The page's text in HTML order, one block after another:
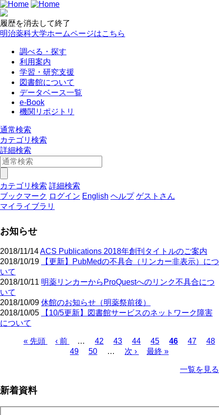
履歴を消去して終了
明治薬科大学ホームページはこちら
調べる・探す
利用案内
学習・研究支援
図書館について
データベース一覧
e-Book
機関リポジトリ
通常検索
カテゴリ検索
詳細検索
カテゴリ検索 詳細検索
ブックマーク ログイン English ヘルプ ゲストさん
マイライブラリ
お知らせ
2018/11/14ACS Publications 2018年創刊タイトルのご案内
2018/10/19
【更新】PubMedの不具合（リンカー非表示）につ
いて
2018/10/11 明薬リンカーからProQuestへのリンク不具合につ
いて
2018/10/09 休館のお知らせ（明薬祭前後）
2018/10/05
【10/5更新】図書館サービスのネットワーク障害
について
り
先
« 先頭
前
‹ 前 …
ペ
ー
42
ペ
ー
43
ペ
ー
44
ペ
ー
45
カ
46
ペ
47
ペ
48
ペ
49
ペ
50 …
次
次 ›
最
最終 »
一覧を見る
新着資料